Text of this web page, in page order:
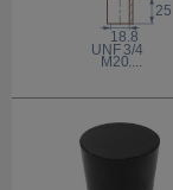
M20,...
25
UNF 3/4
18.8